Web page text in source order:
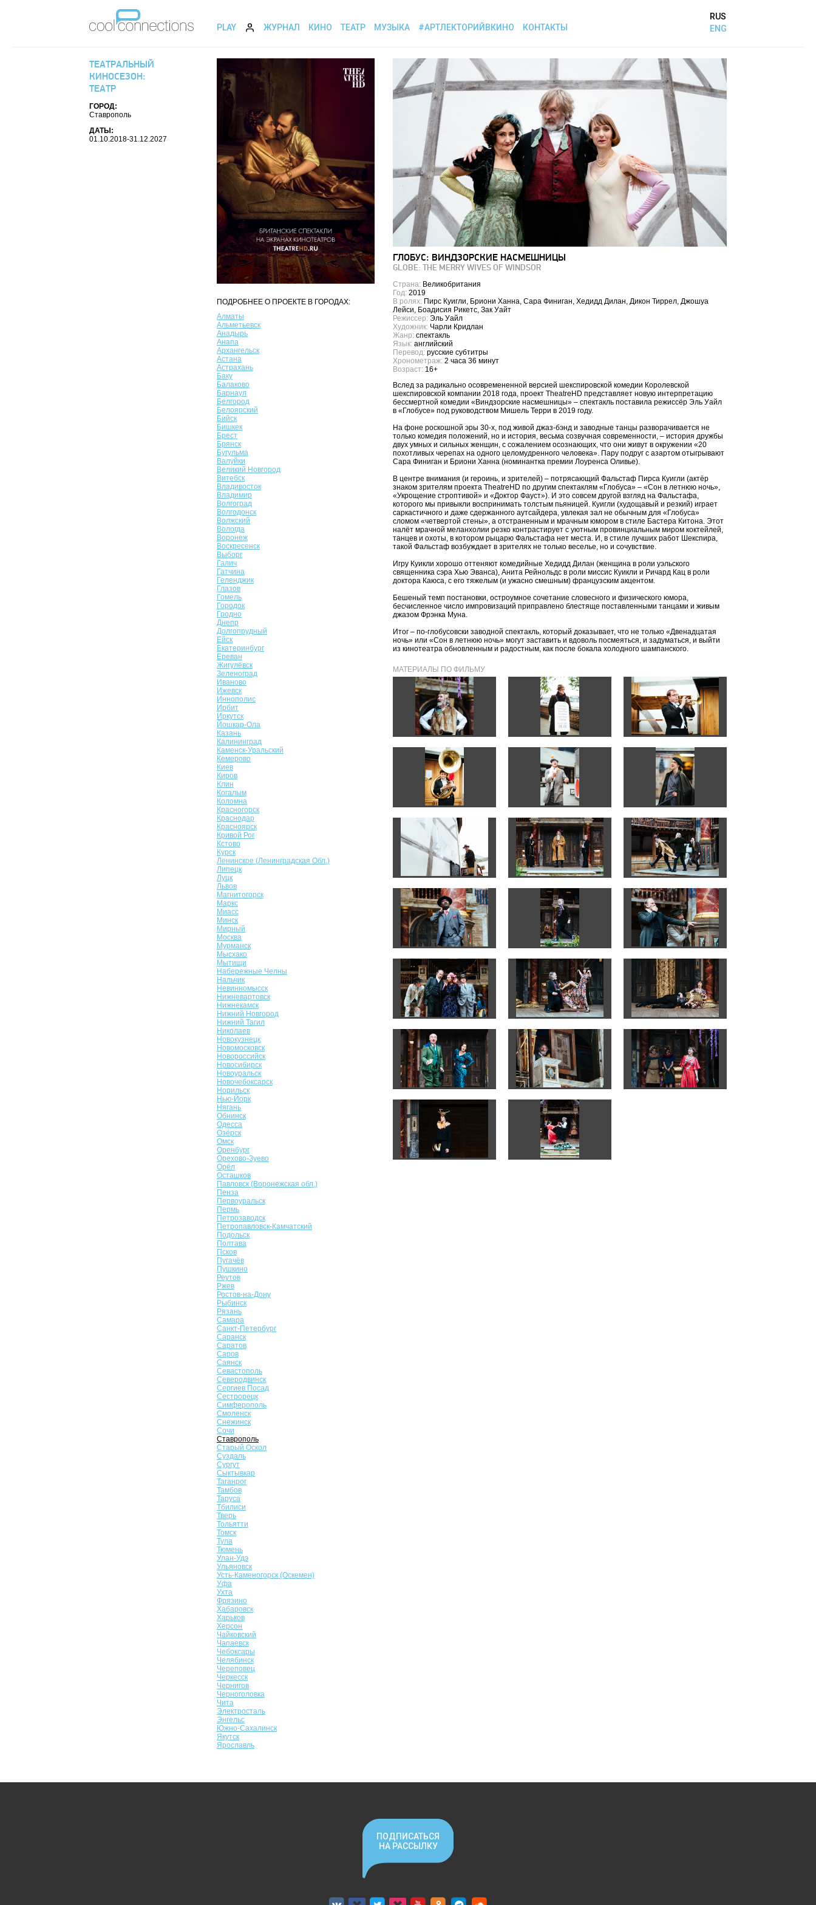
PLAY ЖУРНАЛ КИНО ТЕАТР МУЗЫКА #АРТЛЕКТОРИЙВКИНО КОНТАКТЫ
RUS
ENG
ТЕАТРАЛЬНЫЙ
КИНОСЕЗОН:
ТЕАТР
ГОРОД:
Ставрополь
ДАТЫ:
01.10.2018-31.12.2027
ПОДРОБНЕЕ О ПРОЕКТЕ В ГОРОДАХ:
Алматы
Альметьевск
Анадырь
Анапа
Архангельск
Астана
Астрахань
Баку
Балаково
Барнаул
Белгород
Белоярский
Бийск
Бишкек
Брест
Брянск
Бугульма
Валуйки
Великий Новгород
Витебск
Владивосток
Владимир
Волгоград
Волгодонск
Волжский
Вологда
Воронеж
Воскресенск
Выборг
Галич
Гатчина
Геленджик
Глазов
Гомель
Городок
Гродно
Днепр
Долгопрудный
Ейск
Екатеринбург
Ереван
Жигулёвск
Зеленоград
Иваново
Ижевск
Иннополис
Ирбит
Иркутск
Йошкар-Ола
Казань
Калининград
Каменск-Уральский
Кемерово
Киев
Киров
Клин
Когалым
Коломна
Красногорск
Краснодар
Красноярск
Кривой Рог
Кстово
Курск
Ленинское (Ленинградская Обл.)
Липецк
Луцк
Львов
Магнитогорск
Маркс
Миасс
Минск
Мирный
Москва
Мурманск
Мысхако
Мытищи
Набережные Челны
Нальчик
Невинномысск
Нижневартовск
Нижнекамск
Нижний Новгород
Нижний Тагил
Николаев
Новокузнецк
Новомосковск
Новороссийск
Новосибирск
Новоуральск
Новочебоксарск
Норильск
Нью-Йорк
Нягань
Обнинск
Одесса
Озёрск
Омск
Оренбург
Орехово-Зуево
Орёл
Осташков
Павловск (Воронежская обл.)
Пенза
Первоуральск
Пермь
Петрозаводск
Петропавловск-Камчатский
Подольск
Полтава
Псков
Пугачёв
Пушкино
Реутов
Ржев
Ростов-на-Дону
Рыбинск
Рязань
Самара
Санкт-Петербург
Саранск
Саратов
Саров
Саянск
Севастополь
Северодвинск
Сергиев Посад
Сестрорецк
Симферополь
Смоленск
Снежинск
Сочи
Ставрополь
Старый Оскол
Суздаль
Сургут
Сыктывкар
Таганрог
Тамбов
Таруса
Тбилиси
Тверь
Тольятти
Томск
Тула
Тюмень
Улан-Удэ
Ульяновск
Усть-Каменогорск (Оскемен)
Уфа
Ухта
Фрязино
Хабаровск
Харьков
Херсон
Чайковский
Чапаевск
Чебоксары
Челябинск
Череповец
Черкесск
Чернигов
Черноголовка
Чита
Электросталь
Энгельс
Южно-Сахалинск
Якутск
Ярославль
ГЛОБУС: ВИНДЗОРСКИЕ НАСМЕШНИЦЫ
GLOBE: THE MERRY WIVES OF WINDSOR
Страна: Великобритания
Год: 2019
В ролях: Пирс Куигли, Бриони Ханна, Сара Финиган, Хедидд Дилан, Дикон Тиррел, Джошуа
Лейси, Боадисия Рикетс, Зак Уайт
Режиссер: Эль Уайл
Художник: Чарли Кридлан
Жанр: спектакль
Язык: английский
Перевод: русские субтитры
Хронометраж: 2 часа 36 минут
Возраст: 16+
Вслед за радикально осовремененной версией шекспировской комедии Королевской
шекспировской компании 2018 года, проект TheatreHD представляет новую интерпретацию
бессмертной комедии «Виндзорские насмешницы» – спектакль поставила режиссёр Эль Уайл
в «Глобусе» под руководством Мишель Терри в 2019 году.
На фоне роскошной эры 30-х, под живой джаз-бэнд и заводные танцы разворачивается не
только комедия положений, но и история, весьма созвучная современности, – история дружбы
двух умных и сильных женщин, с сожалением осознающих, что они живут в окружении «20
похотливых черепах на одного целомудренного человека». Пару подруг с азартом отыгрывают
Сара Финиган и Бриони Ханна (номинантка премии Лоуренса Оливье).
В центре внимания (и героинь, и зрителей) – потрясающий Фальстаф Пирса Куигли (актёр
знаком зрителям проекта TheatreHD по другим спектаклям «Глобуса» – «Сон в летнюю ночь»,
«Укрощение строптивой» и «Доктор Фауст»). И это совсем другой взгляд на Фальстафа,
которого мы привыкли воспринимать толстым пьяницей. Куигли (худощавый и резкий) играет
саркастичного и даже сдержанного аутсайдера, увлекая зал не обычным для «Глобуса»
сломом «четвертой стены», а отстраненным и мрачным юмором в стиле Бастера Китона. Этот
налёт мрачной меланхолии резко контрастирует с уютным провинциальным миром коктейлей,
танцев и охоты, в котором рыцарю Фальстафа нет места. И, в стиле лучших работ Шекспира,
такой Фальстаф возбуждает в зрителях не только веселье, но и сочувствие.
Игру Куикли хорошо оттеняют комедийные Хедидд Дилан (женщина в роли уэльского
священника сэра Хью Эванса), Анита Рейнольдс в роли миссис Куикли и Ричард Кац в роли
доктора Каюса, с его тяжелым (и ужасно смешным) французским акцентом.
Бешеный темп постановки, остроумное сочетание словесного и физического юмора,
бесчисленное число импровизаций приправлено блестяще поставленными танцами и живым
джазом Фрэнка Муна.
Итог – по-глобусовски заводной спектакль, который доказывает, что не только «Двенадцатая
ночь» или «Сон в летнюю ночь» могут заставить и вдоволь посмеяться, и задуматься, и выйти
из кинотеатра обновленным и радостным, как после бокала холодного шампанского.
МАТЕРИАЛЫ ПО ФИЛЬМУ
ПОДПИСАТЬСЯ
НА РАССЫЛКУ